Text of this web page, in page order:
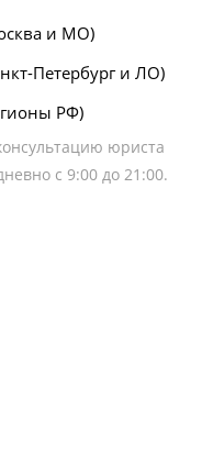
и МО)
Петербург и ЛО)
РФ)
юриста
с 9:00 до 21:00.